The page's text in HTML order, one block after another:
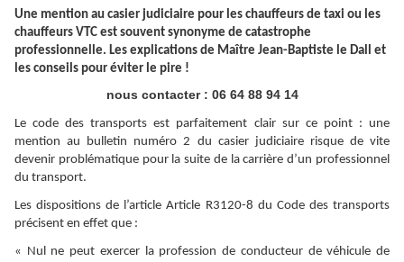
Une mention au casier judiciaire pour les chauffeurs de taxi ou les
chauffeurs VTC est souvent synonyme de catastrophe
professionnelle. Les explications de Maître Jean-Baptiste le Dall et
les conseils pour éviter le pire !
nous contacter : 06 64 88 94 14
Le code des transports est parfaitement clair sur ce point : une
mention au bulletin numéro 2 du casier judiciaire risque de vite
devenir problématique pour la suite de la carrière d’un professionnel
du transport.
Les dispositions de l’article Article R3120-8 du Code des transports
précisent en effet que :
« Nul ne peut exercer la profession de conducteur de véhicule de